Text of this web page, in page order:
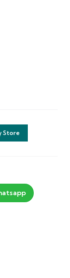
Store